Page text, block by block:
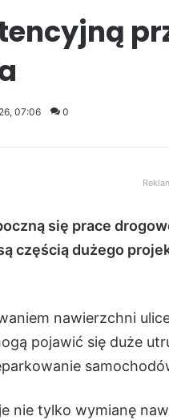
07:06 0
się prace
częścią dużego
nawierzchni
pojawić się duże
nie tylko wymianę